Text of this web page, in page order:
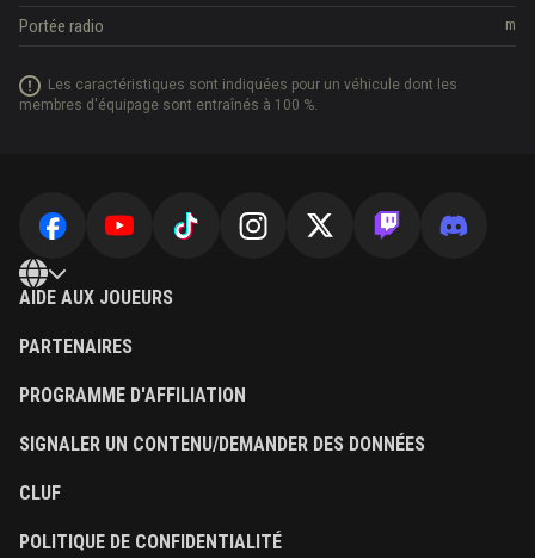
m
Portée radio
Les caractéristiques sont indiquées pour un véhicule dont les
membres d'équipage sont entraînés à 100 %.
AIDE AUX JOUEURS
PARTENAIRES
PROGRAMME D'AFFILIATION
SIGNALER UN CONTENU/DEMANDER DES DONNÉES
CLUF
POLITIQUE DE CONFIDENTIALITÉ